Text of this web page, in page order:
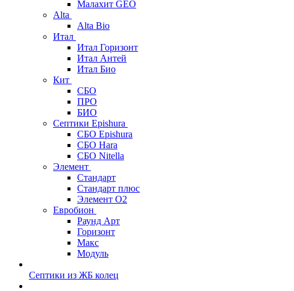
Малахит GEO
Alta
Alta Bio
Итал
Итал Горизонт
Итал Антей
Итал Био
Кит
СБО
ПРО
БИО
Септики Epishura
СБО Epishura
СБО Hara
СБО Nitella
Элемент
Стандарт
Стандарт плюс
Элемент О2
Евробион
Раунд Арт
Горизонт
Макс
Модуль
Септики из ЖБ колец